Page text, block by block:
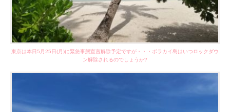
東京は本日5月25日(月)に緊急事態宣言解除予定ですが・・・ボラカイ島はいつロックダウ
ン解除されるのでしょうか?